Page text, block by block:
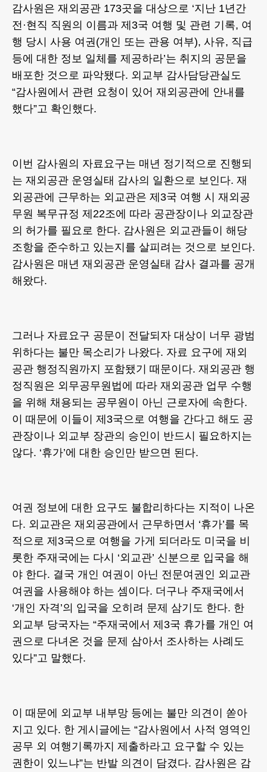
감사원은 재외공관 173곳을 대상으로 ‘지난 1년간
전·현직 직원의 이름과 제3국 여행 및 관련 기록, 여
행 당시 사용 여권(개인 또는 관용 여부), 사유, 직급
등에 대한 정보 일체를 제공하라’는 취지의 공문을
배포한 것으로 파악됐다. 외교부 감사담당관실도
“감사원에서 관련 요청이 있어 재외공관에 안내를
했다”고 확인했다.
이번 감사원의 자료요구는 매년 정기적으로 진행되
는 재외공관 운영실태 감사의 일환으로 보인다. 재
외공관에 근무하는 외교관은 제3국 여행 시 재외공
무원 복무규정 제22조에 따라 공관장이나 외교장관
의 허가를 필요로 한다. 감사원은 외교관들이 해당
조항을 준수하고 있는지를 살피려는 것으로 보인다.
감사원은 매년 재외공관 운영실태 감사 결과를 공개
해왔다.
그러나 자료요구 공문이 전달되자 대상이 너무 광범
위하다는 불만 목소리가 나왔다. 자료 요구에 재외
공관 행정직원까지 포함됐기 때문이다. 재외공관 행
정직원은 외무공무원법에 따라 재외공관 업무 수행
을 위해 채용되는 공무원이 아닌 근로자에 속한다.
이 때문에 이들이 제3국으로 여행을 간다고 해도 공
관장이나 외교부 장관의 승인이 반드시 필요하지는
않다. ‘휴가’에 대한 승인만 받으면 된다.
여권 정보에 대한 요구도 불합리하다는 지적이 나온
다. 외교관은 재외공관에서 근무하면서 ‘휴가’를 목
적으로 제3국으로 여행을 가게 되더라도 미국을 비
롯한 주재국에는 다시 ‘외교관’ 신분으로 입국을 해
야 한다. 결국 개인 여권이 아닌 전문여권인 외교관
여권을 사용해야 하는 셈이다. 더구나 주재국에서
‘개인 자격’의 입국을 오히려 문제 삼기도 한다. 한
외교부 당국자는 “주재국에서 제3국 휴가를 개인 여
권으로 다녀온 것을 문제 삼아서 조사하는 사례도
있다”고 말했다.
이 때문에 외교부 내부망 등에는 불만 의견이 쏟아
지고 있다. 한 게시글에는 “감사원에서 사적 영역인
공무 외 여행기록까지 제출하라고 요구할 수 있는
권한이 있느냐”는 반발 의견이 담겼다. 감사원은 감